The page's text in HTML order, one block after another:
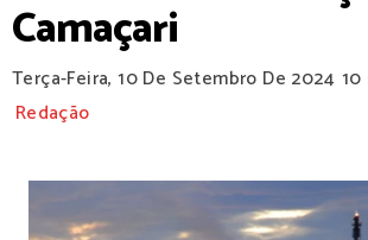
Camaçari
Terça-Feira, 10 De Setembro De 2024
Redação